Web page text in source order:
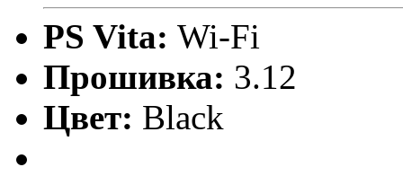
PS Vita: Wi-Fi
Прошивка: 3.12
Цвет: Black